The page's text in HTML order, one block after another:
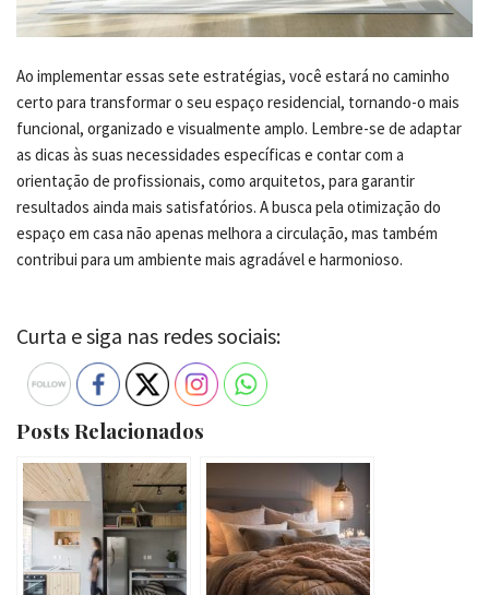
Ao implementar essas sete estratégias, você estará no caminho
certo para transformar o seu espaço residencial, tornando-o mais
funcional, organizado e visualmente amplo. Lembre-se de adaptar
as dicas às suas necessidades específicas e contar com a
orientação de profissionais, como arquitetos, para garantir
resultados ainda mais satisfatórios. A busca pela otimização do
espaço em casa não apenas melhora a circulação, mas também
contribui para um ambiente mais agradável e harmonioso.
Curta e siga nas redes sociais:
Posts Relacionados